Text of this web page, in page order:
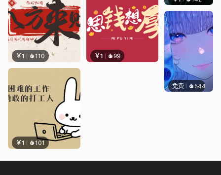
￥1 110 ￥1 99
￥1 101
免费 544辰东